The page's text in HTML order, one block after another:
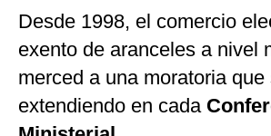
Desde 1998, el comercio
exento de aranceles a nivel
merced a una moratoria que
extendiendo en cada